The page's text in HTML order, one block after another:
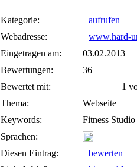
Kategorie:
aufrufen
Webadresse:
www.hard-
Eingetragen am:
03.02.2013
Bewertungen:
36
Bewertet mit:
1
Thema:
Webseite
Keywords:
Fitness
Sprachen:
Diesen Eintrag:
bewerten